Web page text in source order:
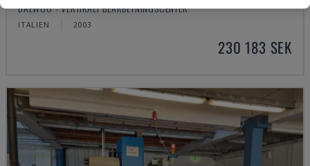
DAEWOO - VERTIKALT BEARBETNINGSCENTER
ITALIEN 2003
230 183 SEK